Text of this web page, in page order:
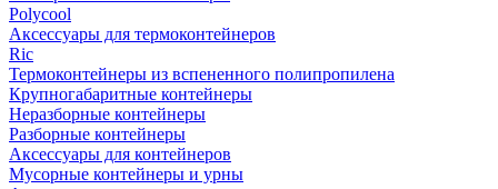
Polycool
Аксессуары для термоконтейнеров
Ric
Термоконтейнеры из вспененного полипропилена
Крупногабаритные контейнеры
Неразборные контейнеры
Разборные контейнеры
Аксессуары для контейнеров
Мусорные контейнеры и урны